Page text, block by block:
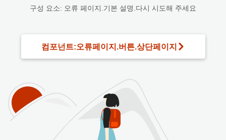
구성 요소: 오류 페이지.기본 설명.다시 시도해 주세요
컴포넌트:오류페이지.버튼.상단페이지